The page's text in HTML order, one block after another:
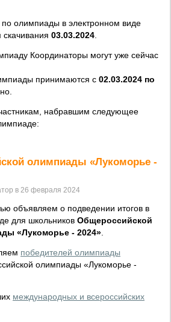
олимпиады в электронном виде
03.03.2024
Координаторы могут уже сейчас
принимаются с 02.03.2024 по
набравшим следующее
олимпиады «Лукоморье -
в 26 февраля 2024
объявляем о подведении итогов в
для школьников Общероссийской
«Лукоморье - 2024»
победителей олимпиады
олимпиады «Лукоморье -
международных и всероссийских